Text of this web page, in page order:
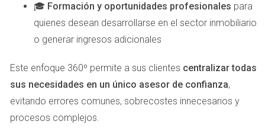
Para ilustrar cómo estos factores pueden influir en la
valoración de una casa, veamos tres casos prácticos
reales.
Caso 1: La Casa Renovada - María decidió renovar
su cocina antes de vender su casa. Gracias a esta
inversión, pudo aumentar el precio inicial propuesto
en un 15%, lo que resultó en una venta exitosa en
menos de dos semanas.
🎓 Formación y oportunidades profesionales para
quienes desean desarrollarse en el sector inmobiliario
o generar ingresos adicionales
Este enfoque 360º permite a sus clientes centralizar todas
sus necesidades en un único asesor de confianza,
evitando errores comunes, sobrecostes innecesarios y
procesos complejos.